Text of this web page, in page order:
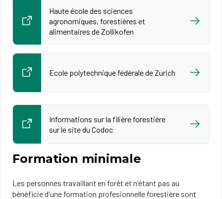
Haute école des sciences
agronomiques, forestières et
alimentaires de Zollikofen
Ecole polytechnique fédérale de Zurich
Informations sur la filière forestière
sur le site du Codoc
Formation minimale
Les personnes travaillant en forêt et n'étant pas au
bénéficie d'une formation profesionnelle forestière sont